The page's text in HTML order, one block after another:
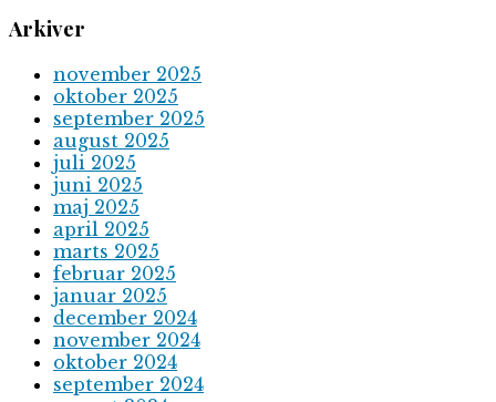
Arkiver
november 2025
oktober 2025
september 2025
august 2025
juli 2025
juni 2025
maj 2025
april 2025
marts 2025
februar 2025
januar 2025
december 2024
november 2024
oktober 2024
september 2024